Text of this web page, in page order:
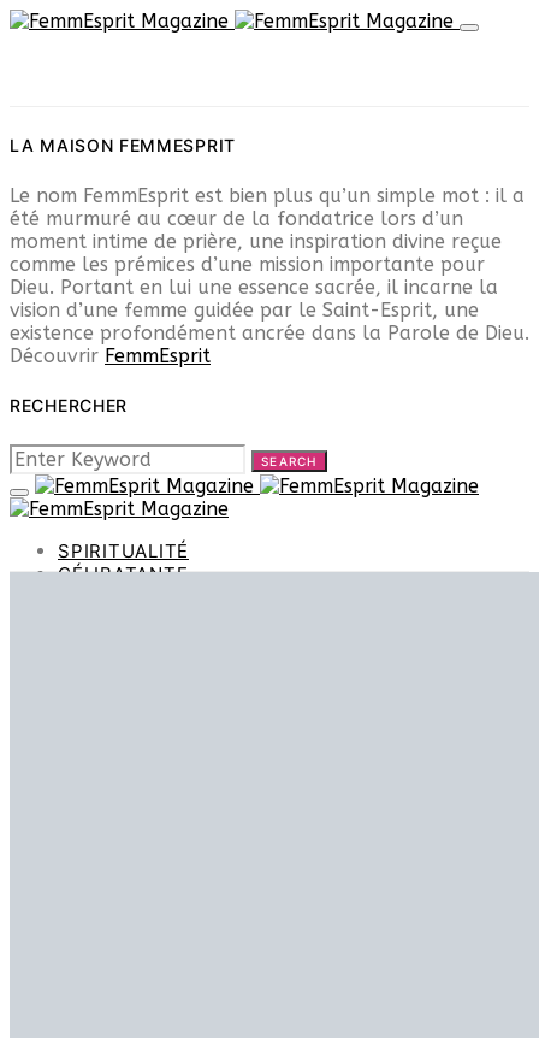
LA MAISON FEMMESPRIT
Le nom FemmEsprit est bien plus qu’un simple mot : il a
été murmuré au cœur de la fondatrice lors d’un
moment intime de prière, une inspiration divine reçue
comme les prémices d’une mission importante pour
Dieu. Portant en lui une essence sacrée, il incarne la
vision d’une femme guidée par le Saint-Esprit, une
existence profondément ancrée dans la Parole de Dieu.
Découvrir FemmEsprit
RECHERCHER
SEARCH
FOR:
SEARCH
SPIRITUALITÉ
CÉLIBATANTE